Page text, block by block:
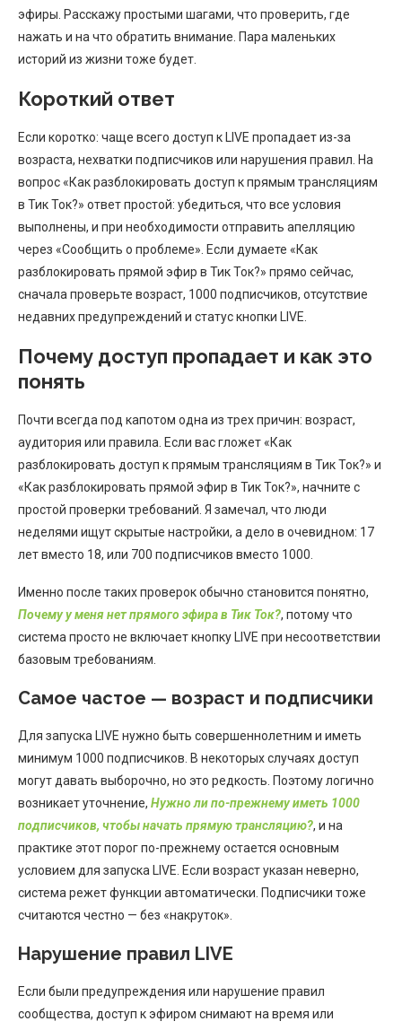
эфиры. Расскажу простыми шагами, что проверить, где
нажать и на что обратить внимание. Пара маленьких
историй из жизни тоже будет.
Короткий ответ
Если коротко: чаще всего доступ к LIVE пропадает из-за
возраста, нехватки подписчиков или нарушения правил. На
вопрос «Как разблокировать доступ к прямым трансляциям
в Тик Ток?» ответ простой: убедиться, что все условия
выполнены, и при необходимости отправить апелляцию
через «Сообщить о проблеме». Если думаете «Как
разблокировать прямой эфир в Тик Ток?» прямо сейчас,
сначала проверьте возраст, 1000 подписчиков, отсутствие
недавних предупреждений и статус кнопки LIVE.
Почему доступ пропадает и как это
понять
Почти всегда под капотом одна из трех причин: возраст,
аудитория или правила. Если вас гложет «Как
разблокировать доступ к прямым трансляциям в Тик Ток?» и
«Как разблокировать прямой эфир в Тик Ток?», начните с
простой проверки требований. Я замечал, что люди
неделями ищут скрытые настройки, а дело в очевидном: 17
лет вместо 18, или 700 подписчиков вместо 1000.
Именно после таких проверок обычно становится понятно,
Почему у меня нет прямого эфира в Тик Ток?, потому что
система просто не включает кнопку LIVE при несоответствии
базовым требованиям.
Самое частое — возраст и подписчики
Для запуска LIVE нужно быть совершеннолетним и иметь
минимум 1000 подписчиков. В некоторых случаях доступ
могут давать выборочно, но это редкость. Поэтому логично
возникает уточнение, Нужно ли по-прежнему иметь 1000
подписчиков, чтобы начать прямую трансляцию?, и на
практике этот порог по-прежнему остается основным
условием для запуска LIVE. Если возраст указан неверно,
система режет функции автоматически. Подписчики тоже
считаются честно — без «накруток».
Нарушение правил LIVE
Если были предупреждения или нарушение правил
сообщества, доступ к эфиром снимают на время или